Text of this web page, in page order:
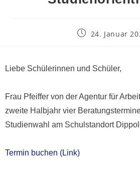
24. Januar
Liebe Schülerinnen und Schüler,
Frau Pfeiffer von der Agentur für
zweite Halbjahr vier
Studienwahl am Schulstandort
Termin buchen (Link)